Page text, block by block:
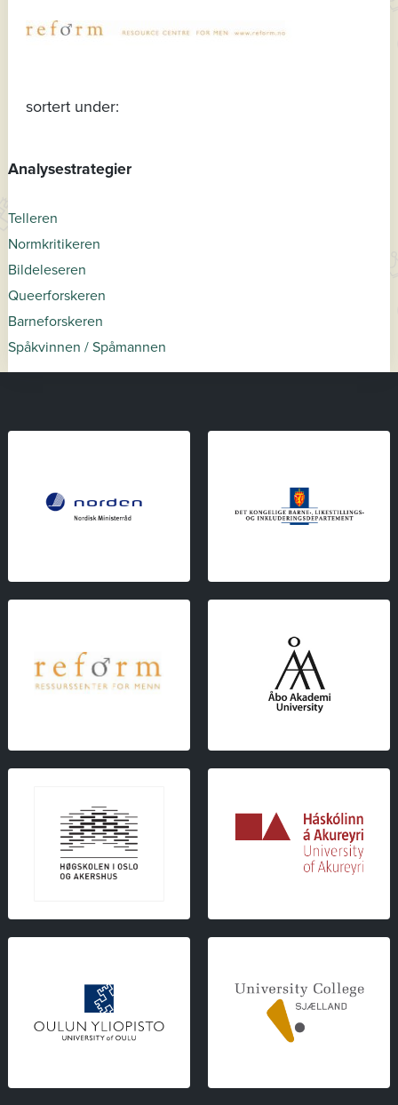
sortert under:
Analysestrategier
Telleren
Normkritikeren
Bildeleseren
Queerforskeren
Barneforskeren
Spåkvinnen / Spåmannen